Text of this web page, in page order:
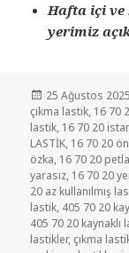
Hafta içi ve
yerimiz
Yayın
tarihi
25 Ağustos 2025
çıkma lastik, 16 70
lastik, 16 70 20
LASTİK, 16 70 20
özka, 16 70 20
yarasız, 16 70 20
20 az kullanılmış
lastik, 405 70 20
405 70 20 kaynaklı
lastikler, çıkma